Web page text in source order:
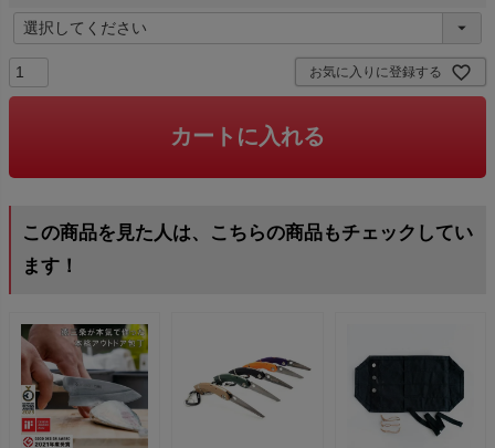
(
必
お気に入りに登録する
カートに入れる
この商品を見た人は、こちらの商品もチェックしてい
ます！